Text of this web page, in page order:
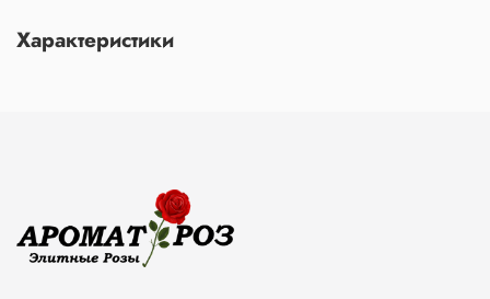
Характеристики